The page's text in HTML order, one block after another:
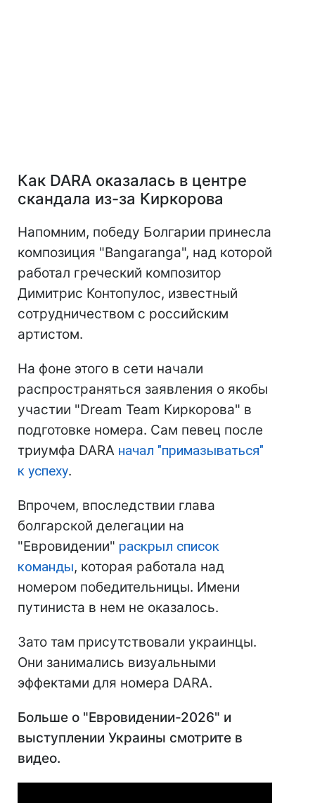
Как DARA оказалась в центре
скандала из-за Киркорова
Напомним, победу Болгарии принесла
композиция "Bangaranga", над которой
работал греческий композитор
Димитрис Контопулос, известный
сотрудничеством с российским
артистом.
На фоне этого в сети начали
распространяться заявления о якобы
участии "Dream Team Киркорова" в
подготовке номера. Сам певец после
триумфа DARA начал "примазываться"
к успеху.
Впрочем, впоследствии глава
болгарской делегации на
"Евровидении" раскрыл список
команды, которая работала над
номером победительницы. Имени
путиниста в нем не оказалось.
Зато там присутствовали украинцы.
Они занимались визуальными
эффектами для номера DARA.
Больше о "Евровидении-2026" и
выступлении Украины смотрите в
видео.